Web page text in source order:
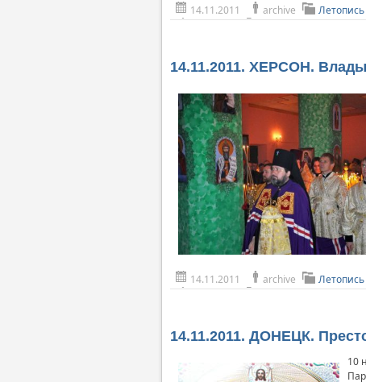
14.11.2011 archive
14.11.2011. ХЕРСОН.
14.11.2011 archive
14.11.2011. ДОНЕЦК.
10